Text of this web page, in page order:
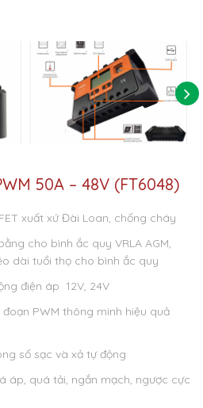
50A – 48V (FT6048)
xuất xứ Đài Loan, chống cháy
cho bình ắc quy VRLA AGM,
dài tuổi thọ cho bình ắc quy
điện áp 12V, 24V
PWM thông minh hiệu quả
số sạc và xả tự động
áp, quá tải, ngắn mạch, ngược cực